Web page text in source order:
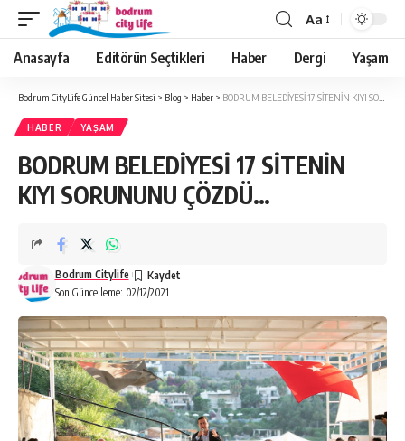
Aa
Anasayfa Editörün Seçtikleri Haber Dergi Yaşam
Bodrum CityLife Güncel Haber Sitesi > Blog > Haber > BODRUM BELEDİYESİ 17 SİTENİN KIYI SORUNUNU ÇÖZDÜ…
HABER YAŞAM
BODRUM BELEDİYESİ 17 SİTENİN
KIYI SORUNUNU ÇÖZDÜ…
Son Güncelleme: 02/12/2021
Bodrum Citylife